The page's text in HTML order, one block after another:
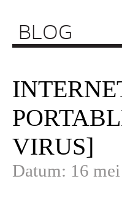
BLOG
VIRUS]
Datum: 16